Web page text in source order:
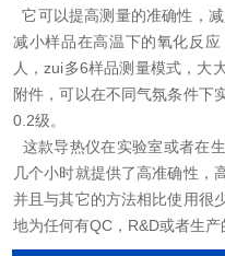
它可以提高测量的准确性，
减小样品在高温下的氧化反
人，zui多6样品测量模式，大
附件，可以在不同气氛条件下
0.2级。
这款导热仪在实验室或者在
几个小时就提供了高准确性，
并且与其它的方法相比使用很
地为任何有QC，R&D或者生产